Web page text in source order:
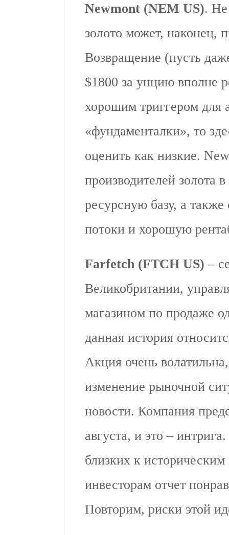
Newmont (NEM US). Не
золото может, наконец,
Возвращение (пусть
$1800 за унцию вполне
хорошим триггером для
«фундаменталки», то
оценить как низкие.
производителей
ресурсную базу, а
потоки и хорошую
Farfetch (FTCH US) –
Великобритании,
магазином по продаже
данная история
Акция очень
изменение рыночной
новости. Компания
августа, и это –
близких к
инвесторам отчет
Повторим, риски этой